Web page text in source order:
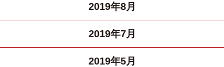
2019年8月
2019年7月
2019年5月